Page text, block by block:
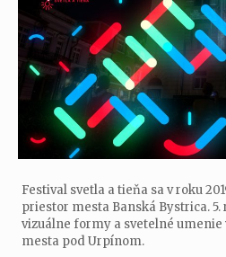
Festival svetla a tieňa sa v roku
priestor mesta Banská Bystrica.
vizuálne formy a svetelné
mesta pod Urpínom.